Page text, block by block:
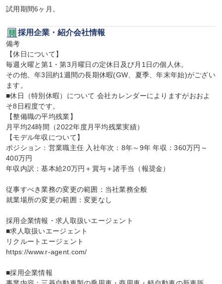
試用期間6ヶ月。
採用企業・紹介会社情報
備考
【休日について】
毎週火曜と第1・第3月曜日の定休日及び月1日の個人休。
その他、年3回約1週間の長期休暇(GW、夏季、年末年始)がござい
ます。
■休日（特別休暇）について 会社カレンダーによりますがおおよ
そ8日程度です。
【整備職の平均残業】
月平均24時間（2022年度月平均残業実績）
【モデル年収について】
ポジション：営業職主任 入社年次：8年～9年 年収：360万円～
400万円
年収内訳：基本給20万円＋賞与＋諸手当（報奨金）
従事すべき業務の変更の範囲：当社業務全般
就業場所の変更の範囲：変更なし
採用企業情報・求人取扱いエージェント
■求人取扱いエージェント
リクルートエージェント
https://www.r-agent.com/
■採用企業情報